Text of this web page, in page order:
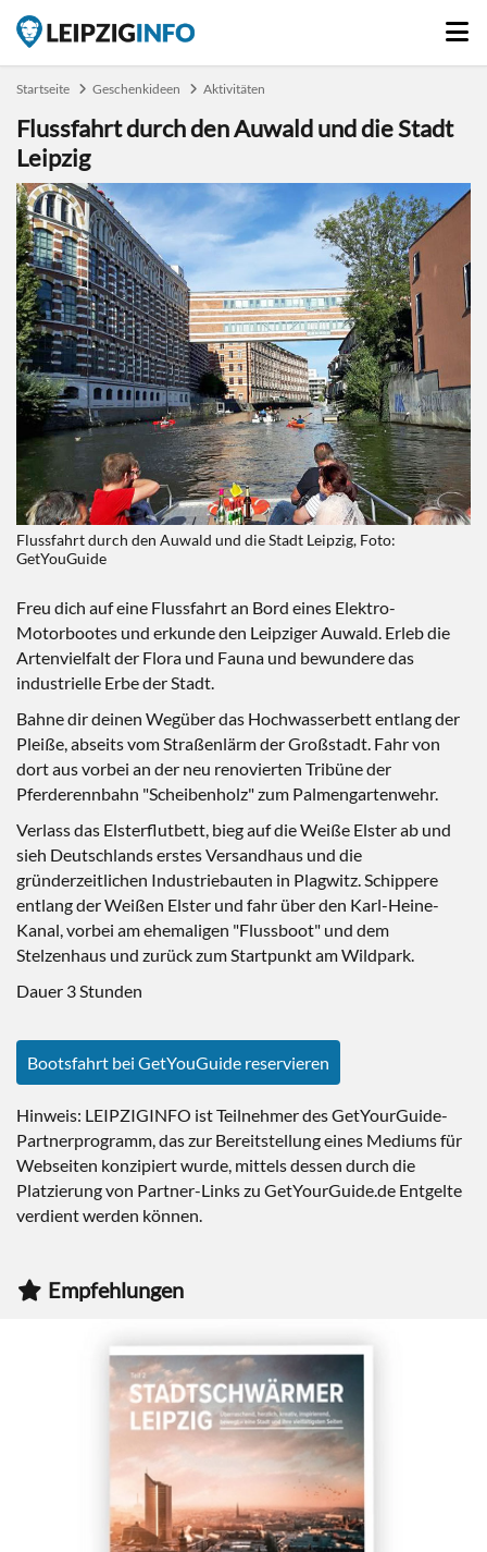
Startseite Geschenkideen Aktivitäten
Flussfahrt durch den Auwald und die Stadt
Leipzig
Flussfahrt durch den Auwald und die Stadt Leipzig, Foto:
GetYouGuide
Freu dich auf eine Flussfahrt an Bord eines Elektro-
Motorbootes und erkunde den Leipziger Auwald. Erleb die
Artenvielfalt der Flora und Fauna und bewundere das
industrielle Erbe der Stadt.
Bahne dir deinen Wegüber das Hochwasserbett entlang der
Pleiße, abseits vom Straßenlärm der Großstadt. Fahr von
dort aus vorbei an der neu renovierten Tribüne der
Pferderennbahn "Scheibenholz" zum Palmengartenwehr.
Verlass das Elsterflutbett, bieg auf die Weiße Elster ab und
sieh Deutschlands erstes Versandhaus und die
gründerzeitlichen Industriebauten in Plagwitz. Schippere
entlang der Weißen Elster und fahr über den Karl-Heine-
Kanal, vorbei am ehemaligen "Flussboot" und dem
Stelzenhaus und zurück zum Startpunkt am Wildpark.
Dauer 3 Stunden
Bootsfahrt bei GetYouGuide reservieren
Hinweis: LEIPZIGINFO ist Teilnehmer des GetYourGuide-
Partnerprogramm, das zur Bereitstellung eines Mediums für
Webseiten konzipiert wurde, mittels dessen durch die
Platzierung von Partner-Links zu GetYourGuide.de Entgelte
verdient werden können.
Empfehlungen